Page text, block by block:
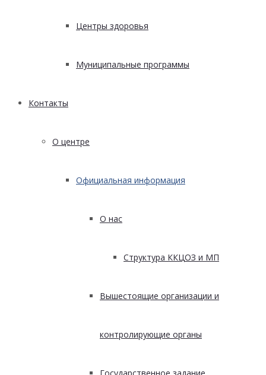
Центры здоровья
Муниципальные программы
Контакты
О центре
Официальная информация
О нас
Структура ККЦОЗ и МП
Вышестоящие организации и
контролирующие органы